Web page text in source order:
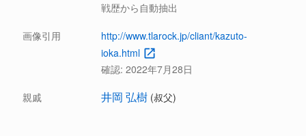
戦歴から自動抽出
画像引用
http://www.tlarock.jp/cliant/kazuto-
ioka.html
確認: 2022年7月28日
親戚 井岡 弘樹 (叔父)